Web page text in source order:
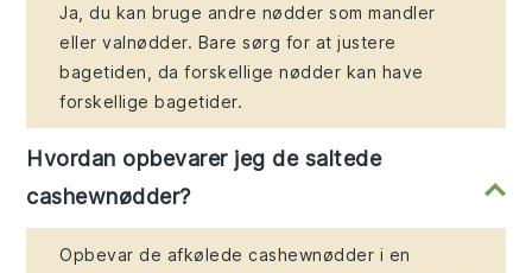
Ja, du kan bruge andre nødder som mandler
eller valnødder. Bare sørg for at justere
bagetiden, da forskellige nødder kan have
forskellige bagetider.
Hvordan opbevarer jeg de saltede
cashewnødder?
Opbevar de afkølede cashewnødder i en